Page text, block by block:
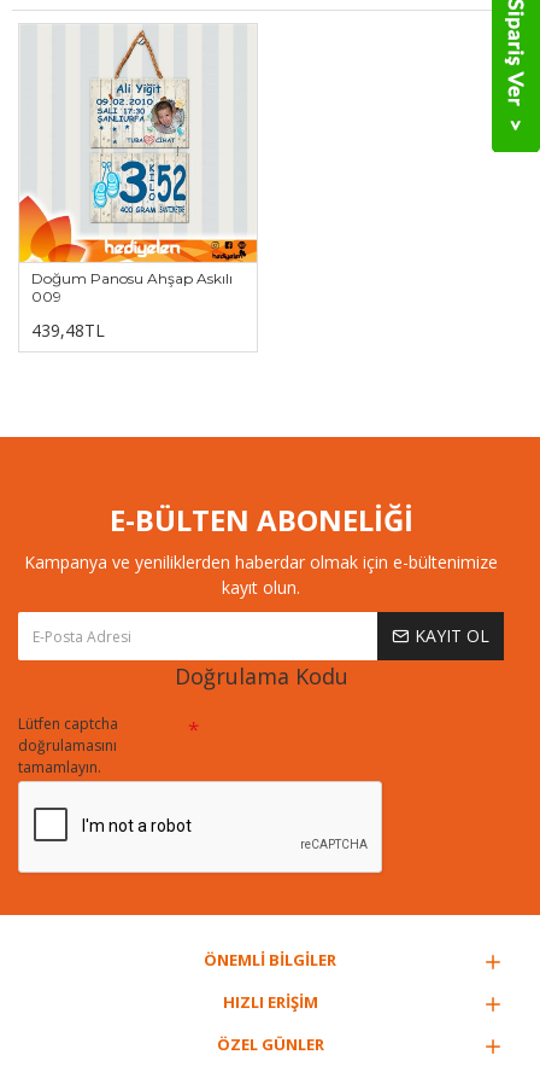
Doğum Panosu Ahşap Askılı
009
439,48TL
E-BÜLTEN ABONELİĞİ
Kampanya ve yeniliklerden haberdar olmak için e-bültenimize
kayıt olun.
KAYIT OL
Doğrulama Kodu
Lütfen captcha
doğrulamasını
tamamlayın.
ÖNEMLİ BİLGİLER
HIZLI ERİŞİM
ÖZEL GÜNLER